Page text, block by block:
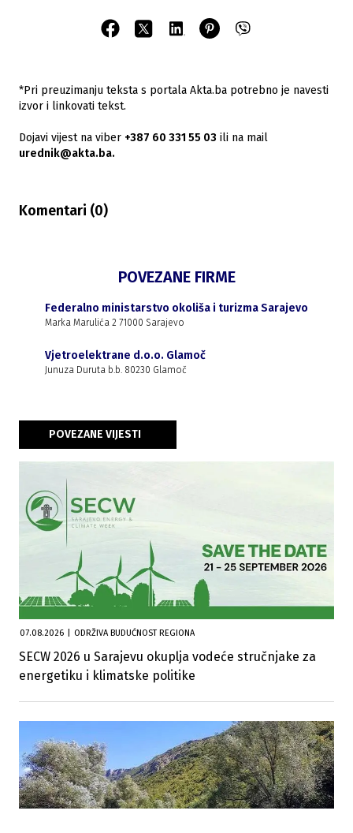
*Pri preuzimanju teksta s portala Akta.ba potrebno je navesti
izvor i linkovati tekst.
Dojavi vijest na viber +387 60 331 55 03 ili na mail
urednik@akta.ba.
Komentari (0)
POVEZANE FIRME
Federalno ministarstvo okoliša i turizma Sarajevo
Marka Marulića 2 71000 Sarajevo
Vjetroelektrane d.o.o. Glamoč
Junuza Duruta b.b. 80230 Glamoč
POVEZANE VIJESTI
07.08.2026 ODRŽIVA BUDUĆNOST REGIONA
SECW 2026 u Sarajevu okuplja vodeće stručnjake za
energetiku i klimatske politike